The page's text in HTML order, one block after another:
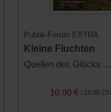
Publik-Forum EXTRA
Kleine Fluchten
Quellen des Glücks
13.00
/
10.00 €